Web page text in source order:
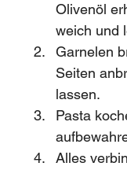
Olivenöl
weich und
Garnelen
Seiten
lassen.
Pasta
Alles